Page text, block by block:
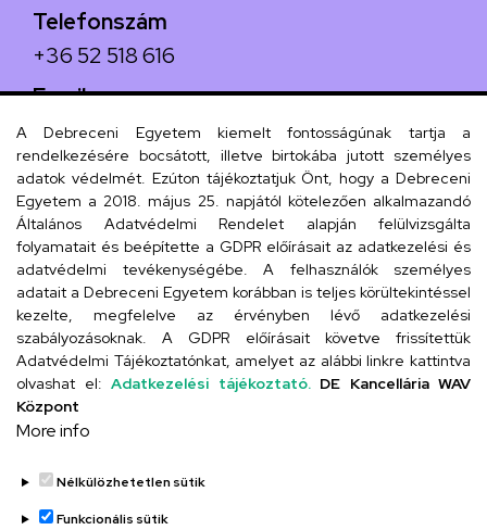
Telefonszám
+36 52 518 616
Email
iskola@kossuth-alt.unideb.hu
Cím
4024 Debrecen, Kossuth utca 33.
Szervezeti telefonkönyv
UD telefonkönyv
A Debreceni Egyetem kiemelt fontosságúnak tartja a
rendelkezésére bocsátott, illetve birtokába jutott személyes
adatok védelmét. Ezúton tájékoztatjuk Önt, hogy a Debreceni
Egyetem a 2018. május 25. napjától kötelezően alkalmazandó
Általános Adatvédelmi Rendelet alapján felülvizsgálta
folyamatait és beépítette a GDPR előírásait az adatkezelési és
adatvédelmi tevékenységébe. A felhasználók személyes
adatait a Debreceni Egyetem korábban is teljes körültekintéssel
kezelte, megfelelve az érvényben lévő adatkezelési
szabályozásoknak. A GDPR előírásait követve frissítettük
Adatvédelmi Tájékoztatónkat, amelyet az alábbi linkre kattintva
olvashat el: Adatkezelési tájékoztató. DE Kancellária WAV
Központ
More info
Nélkülözhetetlen sütik
Funkcionális sütik